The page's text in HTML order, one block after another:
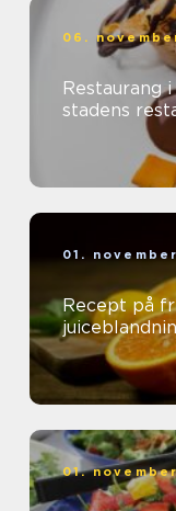
06.
Restaurang
stadens
01.
Recept på
01.